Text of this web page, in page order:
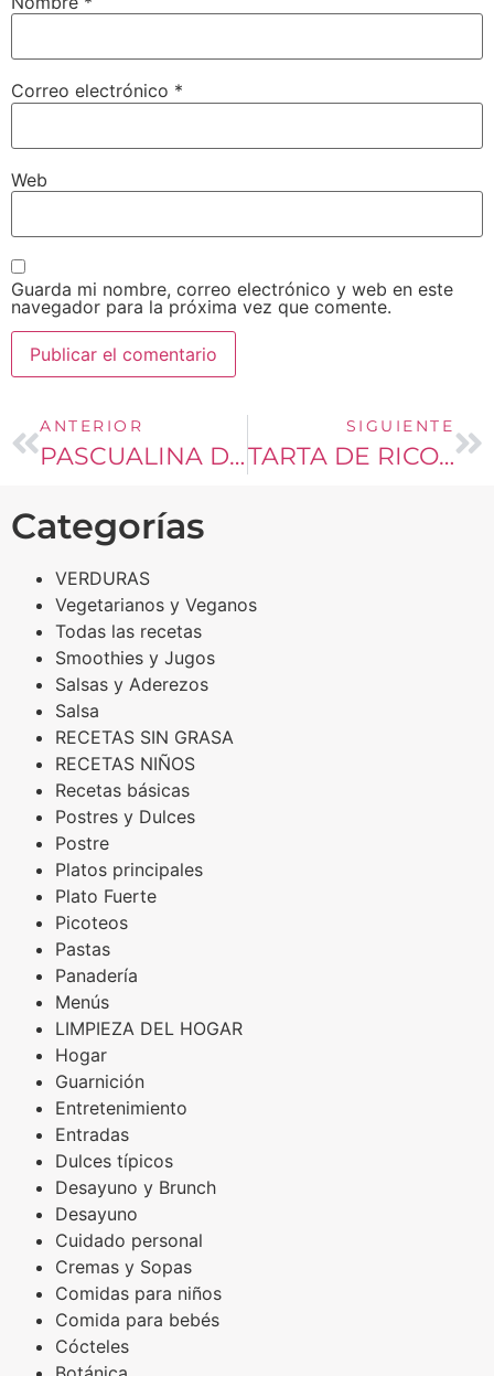
Correo electrónico *
Web
Guarda mi nombre, correo electrónico y web en este
navegador para la próxima vez que comente.
ANTERIOR
PASCUALINA DE ESPINACA
SIGUIENTE
TARTA DE RICOTA TIPO CRUMBLE
Categorías
VERDURAS
Vegetarianos y Veganos
Todas las recetas
Smoothies y Jugos
Salsas y Aderezos
Salsa
RECETAS SIN GRASA
RECETAS NIÑOS
Recetas básicas
Postres y Dulces
Postre
Platos principales
Plato Fuerte
Picoteos
Pastas
Panadería
Menús
LIMPIEZA DEL HOGAR
Hogar
Guarnición
Entretenimiento
Entradas
Dulces típicos
Desayuno y Brunch
Desayuno
Cuidado personal
Cremas y Sopas
Comidas para niños
Comida para bebés
Cócteles